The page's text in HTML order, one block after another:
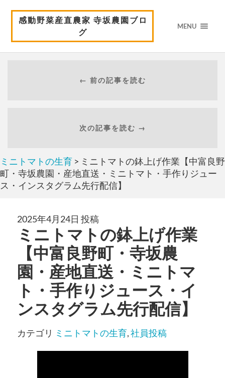
感動野菜産直農家 寺坂農園ブロ
グ
MENU
← 前の記事を読む
次の記事を読む →
ミニトマトの生育 > ミニトマトの鉢上げ作業【中富良野
町・寺坂農園・産地直送・ミニトマト・手作りジュー
ス・インスタグラム先行配信】
2025年4月24日 投稿
ミニトマトの鉢上げ作業
【中富良野町・寺坂農
園・産地直送・ミニトマ
ト・手作りジュース・イ
ンスタグラム先行配信】
カテゴリ ミニトマトの生育,社員投稿